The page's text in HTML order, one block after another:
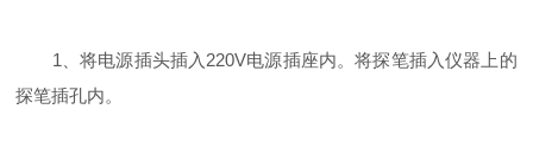
1、将电源插头插入220V电源插座内。将探笔插入仪器上的
探笔插孔内。